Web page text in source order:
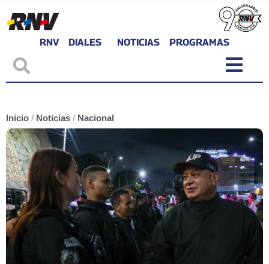
RNV DIALES NOTICIAS PROGRAMAS
Inicio / Noticias / Nacional